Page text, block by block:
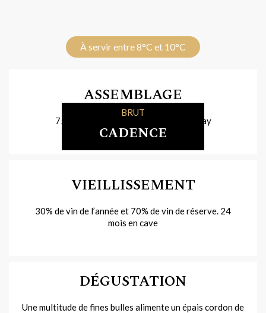
BRUT
CADENCE
À servir entre 8°C et 10°C
ASSEMBLAGE
75% Pinot Meunier et 25% Chardonnay
VIEILLISSEMENT
30% de vin de l’année et 70% de vin de réserve. 24
mois en cave
DÉGUSTATION
Une multitude de fines bulles alimente un épais cordon de